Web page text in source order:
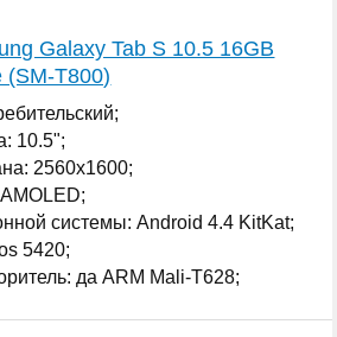
Galaxy Tab S 10.5 16GB
(SM-T800)
10.5";
2560x1600;
системы: Android 4.4 KitKat;
5420;
да ARM Mali-T628;